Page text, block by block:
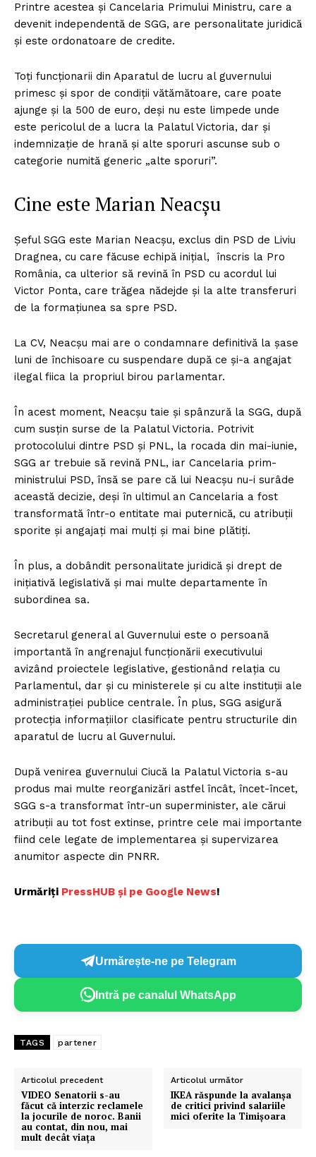
Printre acestea și Cancelaria Primului Ministru, care a
devenit independentă de SGG, are personalitate juridică
și este ordonatoare de credite.
Toți funcționarii din Aparatul de lucru al guvernului
primesc și spor de condiții vătămătoare, care poate
ajunge și la 500 de euro, deși nu este limpede unde
este pericolul de a lucra la Palatul Victoria, dar și
indemnizație de hrană și alte sporuri ascunse sub o
categorie numită generic „alte sporuri”.
Cine este Marian Neacșu
Șeful SGG este Marian Neacșu, exclus din PSD de Liviu
Dragnea, cu care făcuse echipă inițial, înscris la Pro
România, ca ulterior să revină în PSD cu acordul lui
Victor Ponta, care trăgea nădejde și la alte transferuri
de la formațiunea sa spre PSD.
La CV, Neacșu mai are o condamnare definitivă la șase
luni de închisoare cu suspendare după ce și-a angajat
ilegal fiica la propriul birou parlamentar.
În acest moment, Neacșu taie și spânzură la SGG, după
cum susțin surse de la Palatul Victoria. Potrivit
protocolului dintre PSD și PNL, la rocada din mai-iunie,
SGG ar trebuie să revină PNL, iar Cancelaria prim-
ministrului PSD, însă se pare că lui Neacșu nu-i surâde
această decizie, deși în ultimul an Cancelaria a fost
transformată într-o entitate mai puternică, cu atribuții
sporite și angajați mai mulți și mai bine plătiți.
În plus, a dobândit personalitate juridică și drept de
inițiativă legislativă și mai multe departamente în
subordinea sa.
Secretarul general al Guvernului este o persoană
importantă în angrenajul funcționării executivului
avizând proiectele legislative, gestionând relaţia cu
Parlamentul, dar şi cu ministerele şi cu alte instituții ale
administraţiei publice centrale. În plus, SGG asigură
protecția informaţiilor clasificate pentru structurile din
aparatul de lucru al Guvernului.
După venirea guvernului Ciucă la Palatul Victoria s-au
produs mai multe reorganizări astfel încât, încet-încet,
SGG s-a transformat într-un superminister, ale cărui
atribuții au tot fost extinse, printre cele mai importante
fiind cele legate de implementarea și supervizarea
anumitor aspecte din PNRR.
Urmăriți PressHUB și pe Google News!
Urmărește-ne pe Telegram
Intră pe canalul WhatsApp
TAGS partener
Articolul precedent
VIDEO Senatorii s-au
făcut că interzic reclamele
la jocurile de noroc. Banii
au contat, din nou, mai
mult decât viața
Articolul următor
IKEA răspunde la avalanșa
de critici privind salariile
mici oferite la Timișoara